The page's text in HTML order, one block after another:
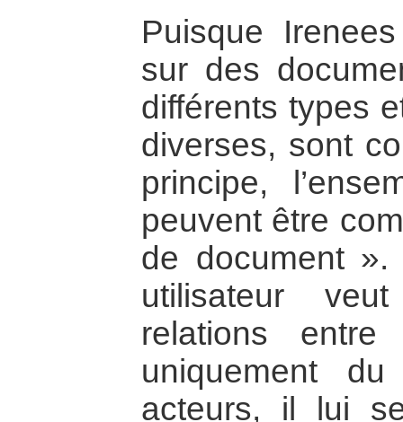
Puisque
sur des
différents types
diverses, sont
principe,
peuvent être
de document
utilisateur
relations
uniquement
acteurs, il lui